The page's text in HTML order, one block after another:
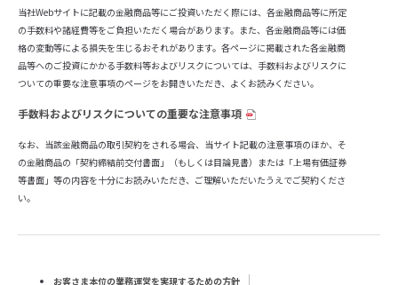
当社Webサイトに記載の金融商品等にご投資いただく際には、各金融商品等に所定
の手数料や諸経費等をご負担いただく場合があります。また、各金融商品等には価
格の変動等による損失を生じるおそれがあります。各ページに掲載された各金融商
品等へのご投資にかかる手数料等およびリスクについては、手数料およびリスクに
ついての重要な注意事項のページをお開きいただき、よくお読みください。
手数料およびリスクについての重要な注意事項
なお、当該金融商品の取引契約をされる場合、当サイト記載の注意事項のほか、そ
の金融商品の「契約締結前交付書面」（もしくは目論見書）または「上場有価証券
等書面」等の内容を十分にお読みいただき、ご理解いただいたうえでご契約くださ
い。
お客さま本位の業務運営を実現するための方針